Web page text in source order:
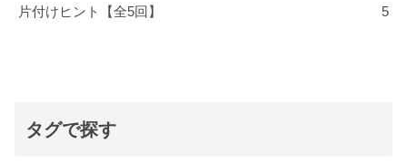
片付けヒント【全5回】 5
タグで探す